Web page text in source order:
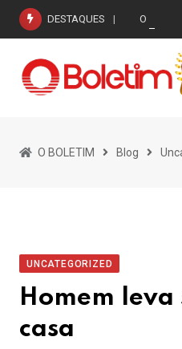
Skip
content
DESTAQUES O
O BOLETIM Blog
UNCATEGORIZED
Homem
casa